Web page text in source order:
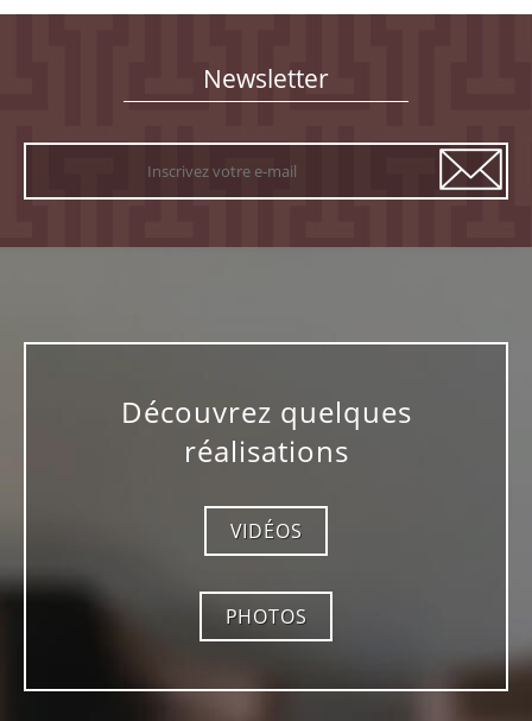
mon client le nom a été masqué...
Newsletter
Découvrez quelques
réalisations
VIDÉOS
PHOTOS